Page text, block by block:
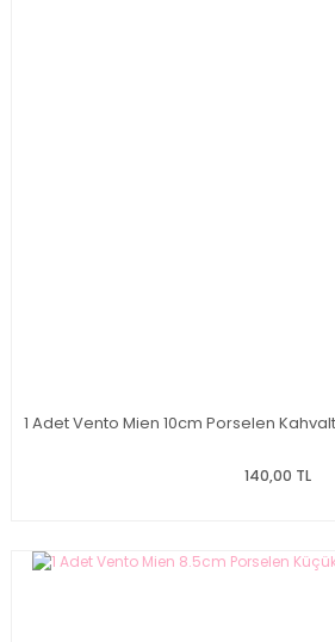
1 Adet Vento Mien 10cm Porselen
140,00 TL